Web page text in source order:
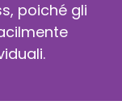
poiché gli